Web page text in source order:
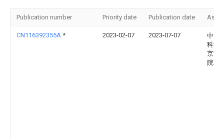
Publication number Priority date Publication date
CN116392355A * 2023-02-07 2023-07-07
中国
科学
京协
院